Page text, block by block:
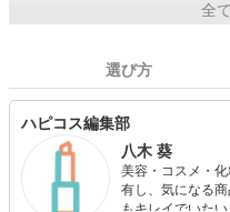
全
選び方
ハピコス編集部
八木 葵
美容・コスメ・
有し、気になる
もキレイでいた